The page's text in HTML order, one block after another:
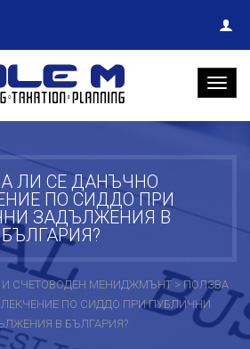
ЛИ СЕ ДАНЪЧНО
ПО СИДДО ПРИ
ЗАДЪЛЖЕНИЯ В
БЪЛГАРИЯ?
И СЧЕТОВОДЕН МЕНИДЖМЪНТ>ПОЛЗВА
ПО СИДДО ПРИ ПУБЛИЧНИ
В БЪЛГАРИЯ?